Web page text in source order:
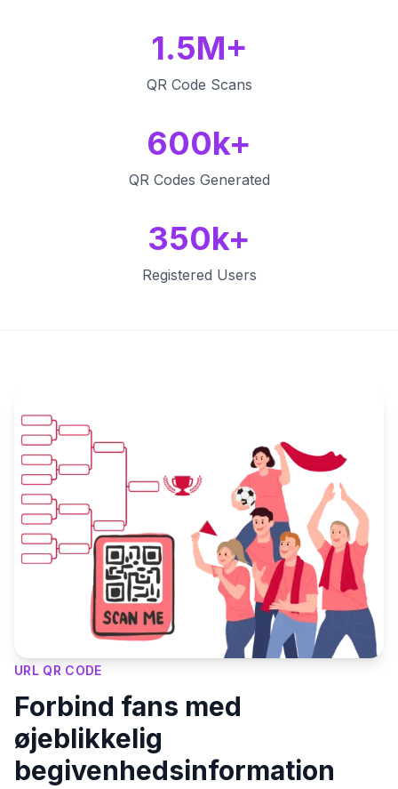
1.5M+
QR Code Scans
600k+
QR Codes Generated
350k+
Registered Users
URL QR CODE
Forbind fans med
øjeblikkelig
begivenhedsinformation